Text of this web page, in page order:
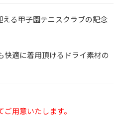
える甲子園テニスクラブの記念
快適に着用頂けるドライ素材の
用意いたします。